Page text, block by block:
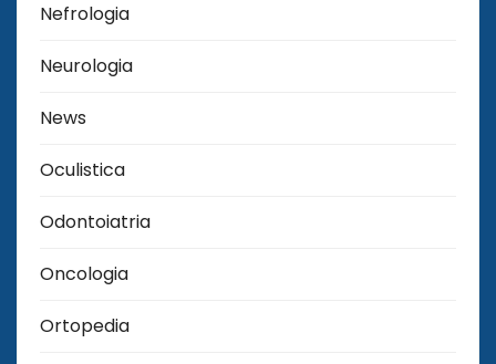
Nefrologia
Neurologia
News
Oculistica
Odontoiatria
Oncologia
Ortopedia